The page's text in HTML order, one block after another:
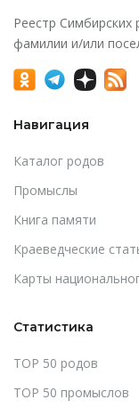
Реестр Симбирских
фамилии и/или
Навигация
Каталог родов
Промыслы
Книга памяти
Краеведческие
Карты
Статистика
TOP 50 родов
TOP 50 промыслов